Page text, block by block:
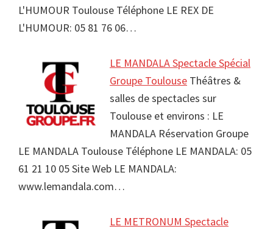
L'HUMOUR Toulouse Téléphone LE REX DE
L'HUMOUR: 05 81 76 06…
LE MANDALA Spectacle Spécial
Groupe Toulouse Théâtres &
salles de spectacles sur
Toulouse et environs : LE
MANDALA Réservation Groupe
LE MANDALA Toulouse Téléphone LE MANDALA: 05
61 21 10 05 Site Web LE MANDALA:
www.lemandala.com…
LE METRONUM Spectacle